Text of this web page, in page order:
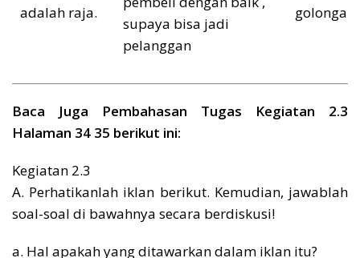
adalah raja.
supaya bisa jadi
pelanggan
golongan
Baca Juga Pembahasan Tugas Kegiatan 2.3
Halaman 34 35 berikut ini:
Kegiatan 2.3
A. Perhatikanlah iklan berikut. Kemudian, jawablah
soal-soal di bawahnya secara berdiskusi!
a. Hal apakah yang ditawarkan dalam iklan itu?